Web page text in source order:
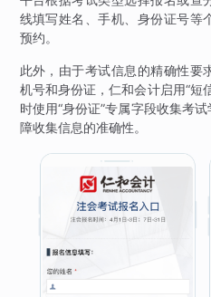
线填写姓名、手机、身份证号等
预约。
此外，由于考试信息的精确性要
机号和身份证，仁和会计启用“短
时使用“身份证”专属字段收集考
障收集信息的准确性。